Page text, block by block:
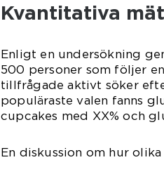
Kvantitativa
Enligt en undersökning
500 personer som följer
tillfrågade aktivt söker
populäraste valen fanns
cupcakes med XX% och
En diskussion om hur